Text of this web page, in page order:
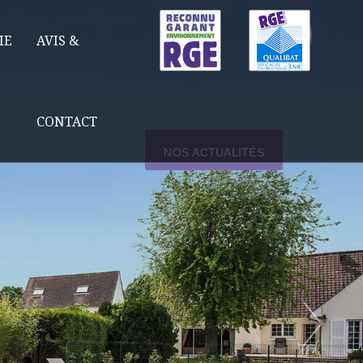
AVIS &
CONTACT
NOS ACTUALITÉS